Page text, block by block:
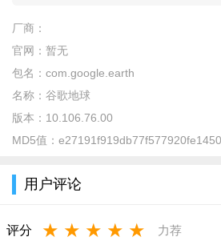
图详情，有着超过15,000个城镇的公交
的详细信息，还有餐厅、博物馆等地点
在外或旅游时再也不怕在陌生的环境中
亮点
2、等高线地图，展示坐标实时经度
3、平面地图，展示全球的街道信息
厂商：
官网： 暂无
包名： com.google.earth
名称： 谷歌地球
版本： 10.106.76.00
MD5值：
用户评论
评分 ★ ★ ★ ★ ★ 力荐